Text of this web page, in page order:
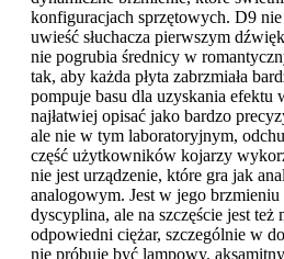
konfiguracjach sprzętowych. D9
uwieść słuchacza pierwszym
nie pogrubia średnicy w
tak, aby każda płyta zabrzmiała
pompuje basu dla uzyskania efektu
najłatwiej opisać jako bardzo
ale nie w tym laboratoryjnym,
część użytkowników kojarzy
nie jest urządzenie, które gra jak
analogowym. Jest w jego brzmieniu
dyscyplina, ale na szczęście jest też
odpowiedni ciężar, szczególnie w
nie próbuje być lampowy,